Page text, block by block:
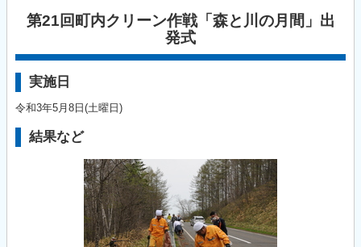
第21回町内クリーン作戦「森と川の月間」出
発式
実施日
令和3年5月8日(土曜日)
結果など